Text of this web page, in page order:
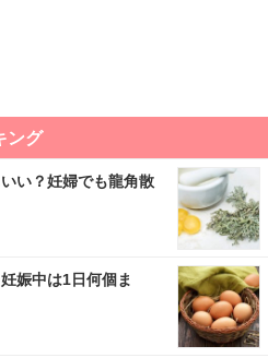
ング
い？妊婦でも龍角散
娠中は1日何個ま